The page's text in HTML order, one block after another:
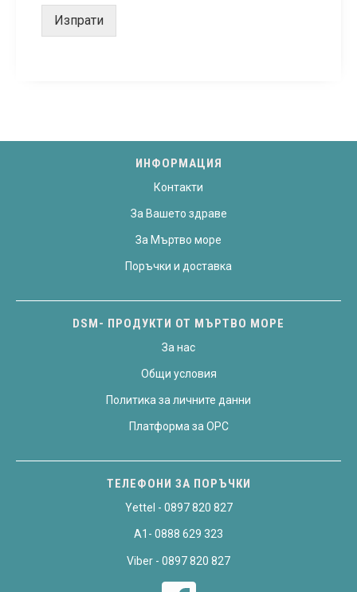
Изпрати
ИНФОРМАЦИЯ
Контакти
За Вашето здраве
За Мъртво море
Поръчки и доставка
DSM- ПРОДУКТИ ОТ МЪРТВО МОРЕ
За нас
Общи условия
Политика за личните данни
Платформа за OPC
ТЕЛЕФОНИ ЗА ПОРЪЧКИ
Yettel - 0897 820 827
A1- 0888 629 323
Viber - 0897 820 827